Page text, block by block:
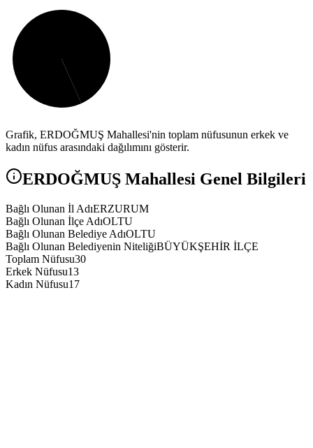
Grafik, ERDOĞMUŞ Mahallesi'nin toplam nüfusunun erkek ve
kadın nüfus arasındaki dağılımını gösterir.
ERDOĞMUŞ Mahallesi Genel Bilgileri
Bağlı Olunan İl AdıERZURUM
Bağlı Olunan İlçe AdıOLTU
Bağlı Olunan Belediye AdıOLTU
Bağlı Olunan Belediyenin NiteliğiBÜYÜKŞEHİR İLÇE
Toplam Nüfusu30
Erkek Nüfusu13
Kadın Nüfusu17